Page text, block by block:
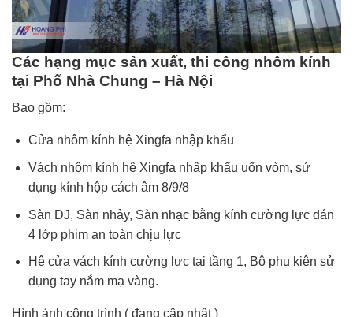
Các hạng mục sản xuất, thi công nhôm kính
tại Phố Nhà Chung – Hà Nội
Bao gồm:
Cửa nhôm kính hệ Xingfa nhập khẩu
Vách nhôm kính hệ Xingfa nhập khẩu uốn vòm, sử
dụng kính hộp cách âm 8/9/8
Sàn DJ, Sàn nhảy, Sàn nhạc bằng kính cường lực dán
4 lớp phim an toàn chịu lực
Hệ cửa vách kính cường lực tại tầng 1, Bộ phụ kiện sử
dụng tay nắm mạ vàng.
Hình ảnh công trình ( đang cập nhật )